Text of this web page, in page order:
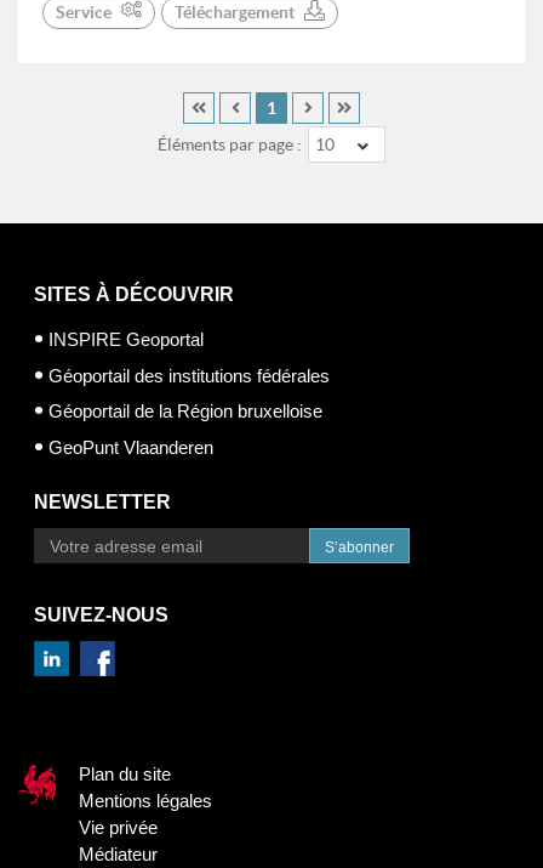
Service Téléchargement
Éléments par page : 10
1
SITES À DÉCOUVRIR
INSPIRE Geoportal
Géoportail des institutions fédérales
Géoportail de la Région bruxelloise
GeoPunt Vlaanderen
NEWSLETTER
S’abonner
SUIVEZ-NOUS
Plan du site
Mentions légales
Vie privée
Médiateur